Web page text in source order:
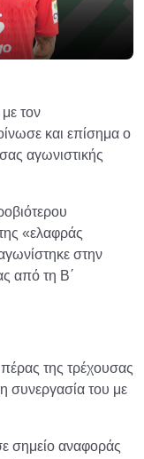
τον
και επίσημα ο
αγωνιστικής
«ελαφράς
στην
από τη Β΄
της τρέχουσας
συνεργασία του με
σημείο αναφοράς